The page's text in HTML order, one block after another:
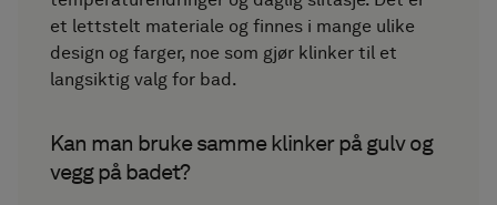
et lettstelt materiale og finnes i mange ulike
design og farger, noe som gjør klinker til et
langsiktig valg for bad.
Kan man bruke samme klinker på gulv og
vegg på badet?